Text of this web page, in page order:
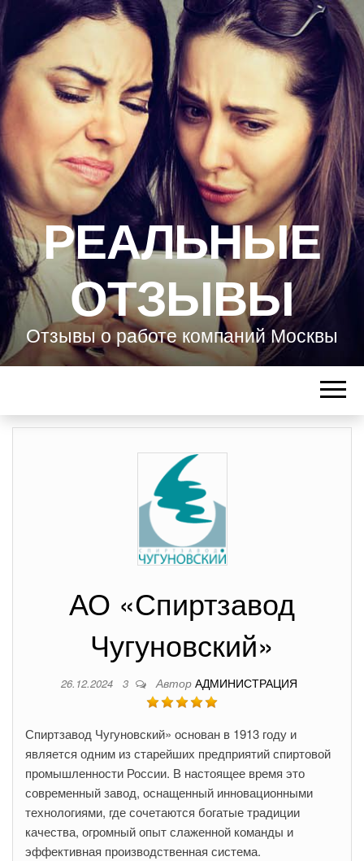
РЕАЛЬНЫЕ
ОТЗЫВЫ
Отзывы о работе компаний Москвы
АО «Спиртзавод
Чугуновский»
26.12.2024 3 Автор АДМИНИСТРАЦИЯ
Спиртзавод Чугуновский» основан в 1913 году и
является одним из старейших предприятий спиртовой
промышленности России. В настоящее время это
современный завод, оснащенный инновационными
технологиями, где сочетаются богатые традиции
качества, огромный опыт слаженной команды и
эффективная производственная система.